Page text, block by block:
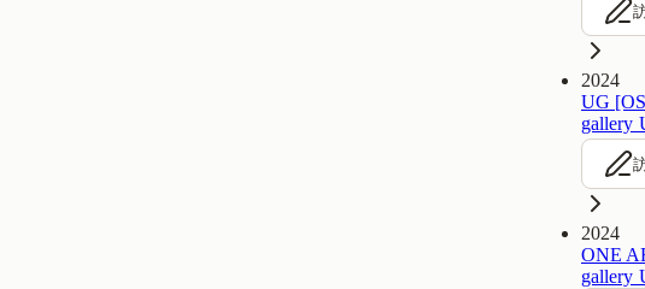
2024
UG
gallery
2024
ONE
gallery